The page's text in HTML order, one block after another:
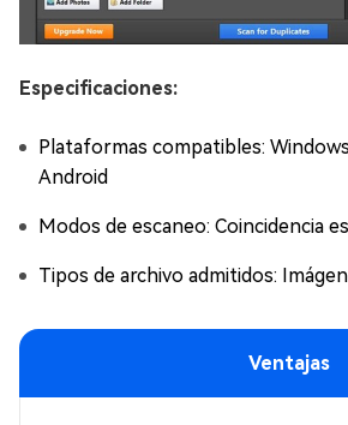
Especificaciones:
Plataformas compatibles:
Android
Modos de escaneo: Coincidencia
Tipos de archivo admitidos:
Ventajas